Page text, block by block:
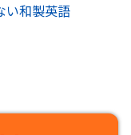
い和製英語